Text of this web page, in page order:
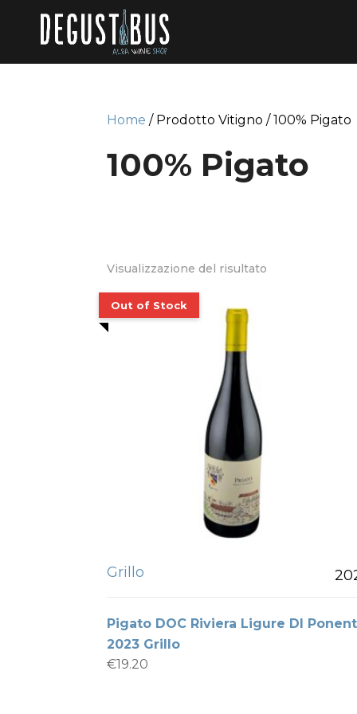
Home / Prodotto Vitigno / 100% Pigato
100% Pigato
Visualizzazione del risultato
Grillo
Pigato DOC Riviera Ligure DI
2023 Grillo
€19.20